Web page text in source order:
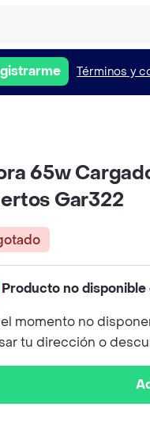
Términos y
65w
Gar322
Producto no disponible
momento no
tu dirección o